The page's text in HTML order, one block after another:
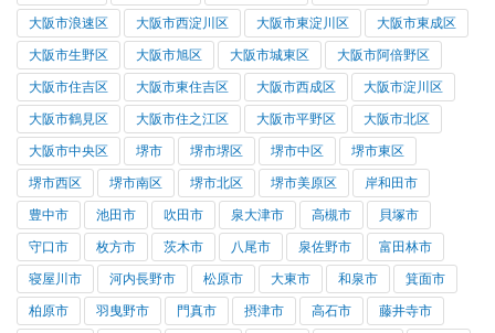
大阪市浪速区 大阪市西淀川区 大阪市東淀川区 大阪市東成区
大阪市生野区 大阪市旭区 大阪市城東区 大阪市阿倍野区
大阪市住吉区 大阪市東住吉区 大阪市西成区 大阪市淀川区
大阪市鶴見区 大阪市住之江区 大阪市平野区 大阪市北区
大阪市中央区 堺市 堺市堺区 堺市中区 堺市東区
堺市西区 堺市南区 堺市北区 堺市美原区 岸和田市
豊中市 池田市 吹田市 泉大津市 高槻市 貝塚市
守口市 枚方市 茨木市 八尾市 泉佐野市 富田林市
寝屋川市 河内長野市 松原市 大東市 和泉市 箕面市
柏原市 羽曳野市 門真市 摂津市 高石市 藤井寺市